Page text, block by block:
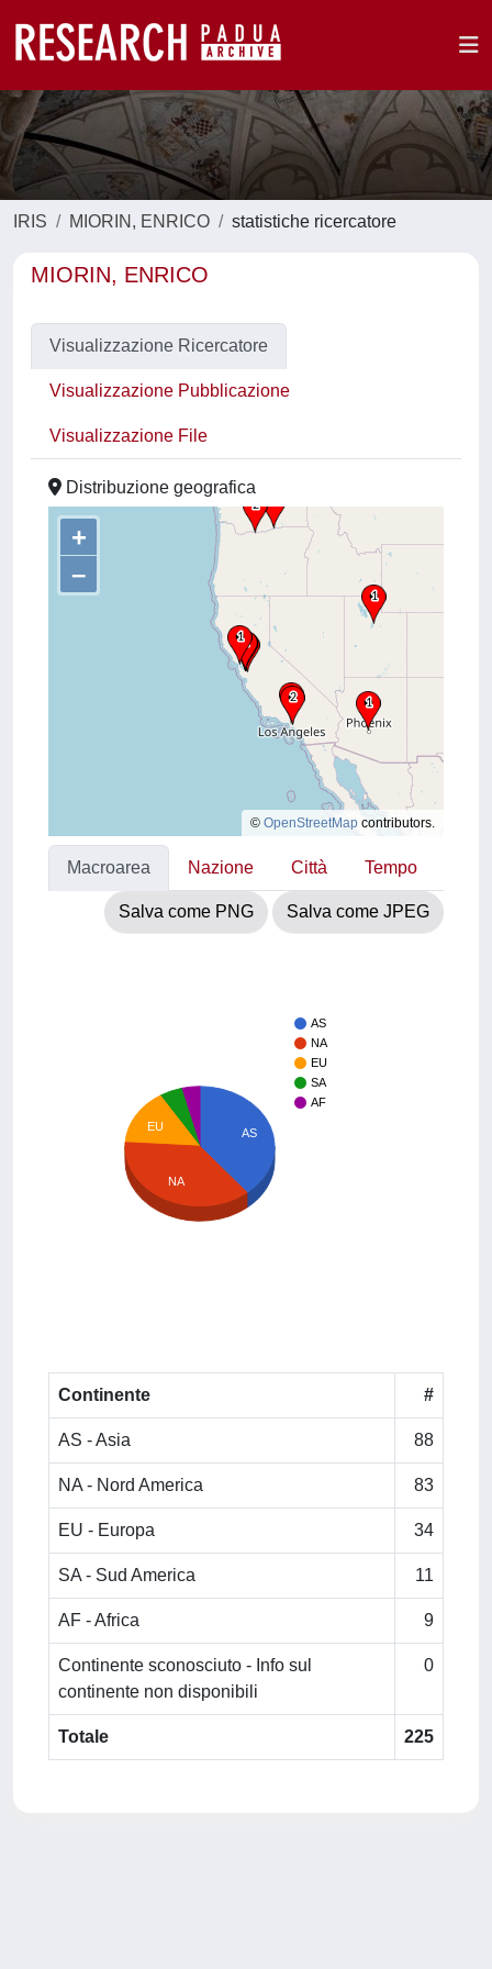
IRIS MIORIN, ENRICO statistiche ricercatore
MIORIN, ENRICO
Visualizzazione Ricercatore
Visualizzazione Pubblicazione
Visualizzazione File
Distribuzione geografica
+
–
© OpenStreetMap contributors.
Macroarea Nazione Città Tempo
Salva come PNG Salva come JPEG
AS
NA
EU
SA
AF
AS
EU
NA
Continente #
AS - Asia 88
NA - Nord America 83
EU - Europa 34
SA - Sud America 11
AF - Africa 9
Continente sconosciuto - Info sul
continente non disponibili
0
Totale 225